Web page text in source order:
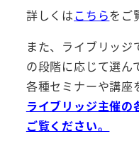
詳しくはこちらをご
また、ライブリッ
の段階に応じて選ん
各種セミナーや講座
ライブリッジ主催
ご覧ください。